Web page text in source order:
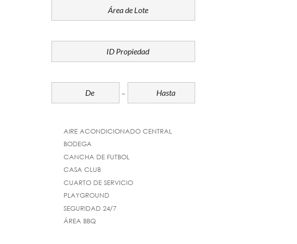
AIRE ACONDICIONADO CENTRAL
BODEGA
CANCHA DE FUTBOL
CASA CLUB
CUARTO DE SERVICIO
PLAYGROUND
SEGURIDAD 24/7
ÁREA BBQ